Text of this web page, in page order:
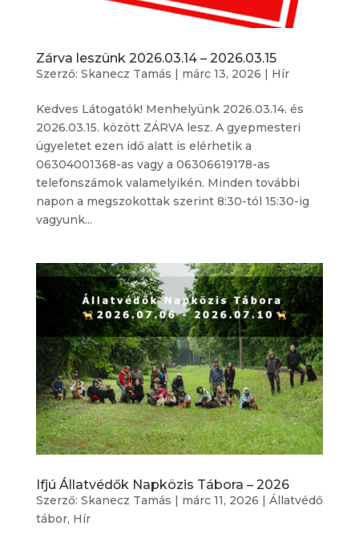
Zárva leszünk 2026.03.14 – 2026.03.15
Szerző: Skanecz Tamás márc 13, 2026 Hír
Kedves Látogatók! Menhelyünk 2026.03.14. és
2026.03.15. között ZÁRVA lesz. A gyepmesteri
ügyeletet ezen idő alatt is elérhetik a
06304001368-as vagy a 06306619178-as
telefonszámok valamelyikén. Minden további
napon a megszokottak szerint 8:30-tól 15:30-ig
vagyunk...
Ifjú Állatvédők Napközis Tábora – 2026
Szerző: Skanecz Tamás márc 11, 2026
Állatvédő
tábor, Hír